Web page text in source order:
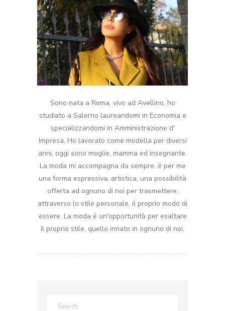
Sono nata a Roma, vivo ad Avellino, ho
studiato a Salerno laureandomi in Economia e
specializzandomi in Amministrazione d'
Impresa. Ho lavorato come modella per diversi
anni, oggi sono moglie, mamma ed insegnante.
La moda mi accompagna da sempre, é per me
una forma espressiva, artistica, una possibilità
offerta ad ognuno di noi per trasmettere,
attraverso lo stile personale, il proprio modo di
essere. La moda é un'opportunità per esaltare
il proprio stile, quello innato in ognuno di noi.